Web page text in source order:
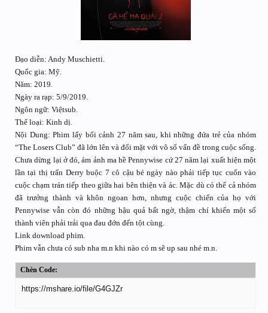
Đạo diễn: Andy Muschietti.
Quốc gia: Mỹ.
Năm: 2019.
Ngày ra rạp: 5/9/2019.
Ngôn ngữ: Việtsub.
Thể loại: Kinh dị.
Nội Dung: Phim lấy bối cảnh 27 năm sau, khi những đứa trẻ của nhóm
“The Losers Club” đã lớn lên và đối mặt với vô số vấn đề trong cuộc sống.
Chưa dừng lại ở đó, ám ảnh ma hề Pennywise cứ 27 năm lại xuất hiện một
lần tại thị trấn Derry buộc 7 cô cậu bé ngày nào phải tiếp tục cuốn vào
cuộc chạm trán tiếp theo giữa hai bên thiện và ác. Mặc dù có thể cả nhóm
đã trưởng thành và khôn ngoan hơn, nhưng cuộc chiến của họ với
Pennywise vẫn còn đó những hậu quả bất ngờ, thậm chí khiến một số
thành viên phải trải qua đau đớn đến tột cùng.
Link download phim.
Phim vẫn chưa có sub nha m.n khi nào có m sẽ up sau nhé m.n.
Chèn Code:
https://mshare.io/file/G4GJZr